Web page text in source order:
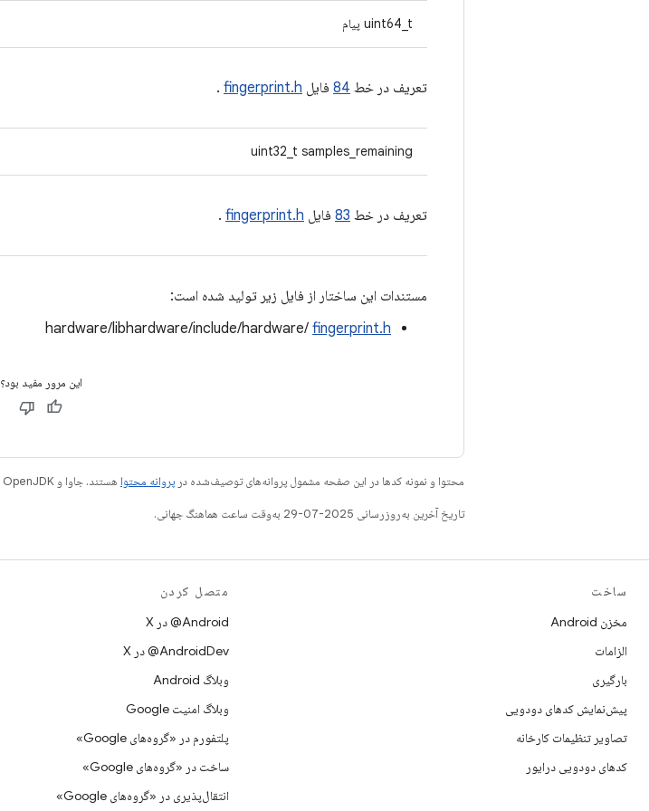
uint64_t پیام
تعریف در خط 84 فایل fingerprint.h
.
uint32_t samples_remaining
تعریف در خط 83 فایل fingerprint.h
.
مستندات این ساختار از فایل زیر تولید شده است:
hardware/libhardware/include/hardware/ fingerprint.h
این مرور مفید بود؟
محتوا و نمونه کدها در این صفحه مشمول پروانه‌های توصیف‌شده در پروانه محتوا هستند. جاوا و OpenJDK علامت‌های تجاری یا علامت‌های تجاری ثبت‌شده Oracle و/یا وابسته‌های آن هستند.
تاریخ آخرین به‌روزرسانی 2025-07-29 به‌وقت ساعت هماهنگ جهانی.
ساخت
مخزن Android
الزامات
بارگیری
پیش‌نمایش کدهای دودویی
تصاویر تنظیمات کارخانه
کدهای دودویی درایور
متصل کردن
‫‎@Android در X
‫‎@AndroidDev در X
وبلاگ Android
وبلاگ امنیت Google
پلتفورم در «گروه‌های Google»
ساخت در «گروه‌های Google»
انتقال‌پذیری در «گروه‌های Google»